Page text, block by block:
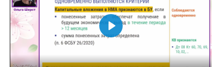
В
с